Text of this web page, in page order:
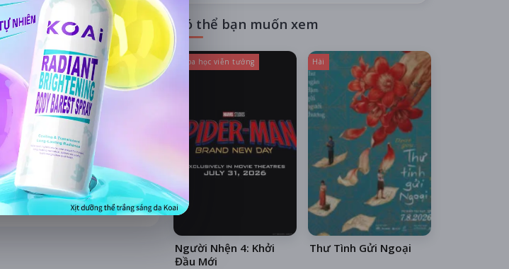
Có thể bạn muốn xem
Khoa học viễn tưởng
Người Nhện 4: Khởi
Đầu Mới
Hài
Thư Tình Gửi Ngoại